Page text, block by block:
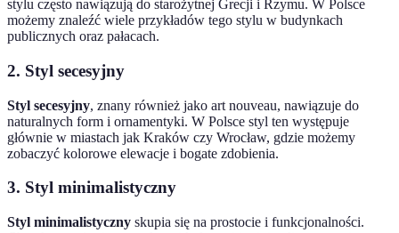
stylu często nawiązują do starożytnej Grecji i Rzymu. W Polsce
możemy znaleźć wiele przykładów tego stylu w budynkach
publicznych oraz pałacach.
2. Styl secesyjny
Styl secesyjny, znany również jako art nouveau, nawiązuje do
naturalnych form i ornamentyki. W Polsce styl ten występuje
głównie w miastach jak Kraków czy Wrocław, gdzie możemy
zobaczyć kolorowe elewacje i bogate zdobienia.
3. Styl minimalistyczny
Styl minimalistyczny skupia się na prostocie i funkcjonalności.